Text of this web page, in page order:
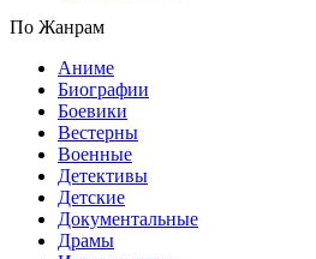
По Жанрам
Аниме
Биографии
Боевики
Вестерны
Военные
Детективы
Детские
Документальные
Драмы